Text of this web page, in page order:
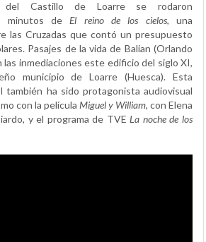
Castillo de Loarre se rodaron
minutos deEl reino de los cielos, una
las Cruzadas que contó un presupuesto
Pasajes de la vida de Balian (Orlando
las inmediaciones este edificio del siglo XI,
municipio de Loarre (Huesca). Esta
también ha sido protagonista audiovisual
con la película Miguel y William, con Elena
y el programa de TVELa noche de los